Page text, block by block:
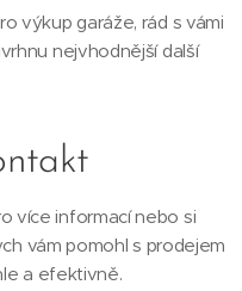
výkup garáže, rád s vámi
nejvhodnější další
více informací nebo si
vám pomohl s prodejem
a efektivně.